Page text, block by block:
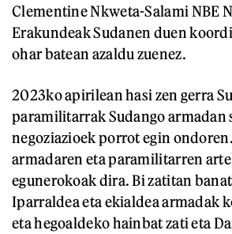
Clementine Nkweta-Salami NBE
Erakundeak Sudanen duen
ohar batean azaldu zuenez.
2023ko apirilean hasi zen gerra
paramilitarrak Sudango armadan
negoziazioek porrot egin
armadaren eta paramilitarren
egunerokoak dira. Bi zatitan
Iparraldea eta ekialdea armadak
eta hegoaldeko hainbat zati eta